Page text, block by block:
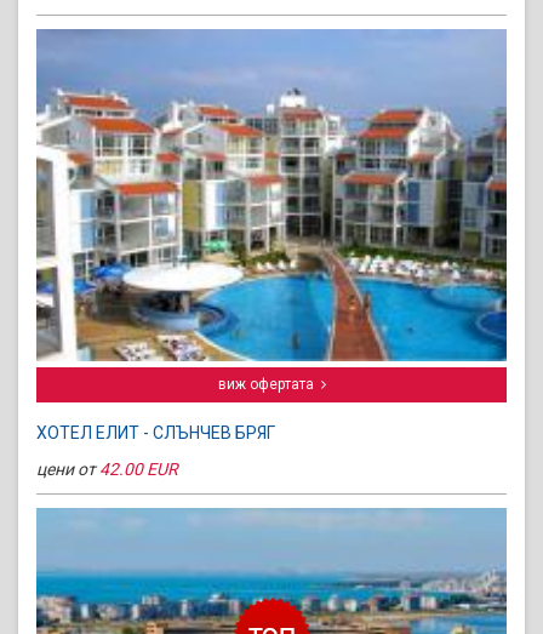
виж офертата
ХОТЕЛ ЕЛИТ - СЛЪНЧЕВ БРЯГ
цени от42.00 EUR